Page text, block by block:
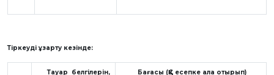
Тіркеуді ұзарту кезінде:
Тауар белгілерін, Бағасы (ҚҚС есепке ала отырып)